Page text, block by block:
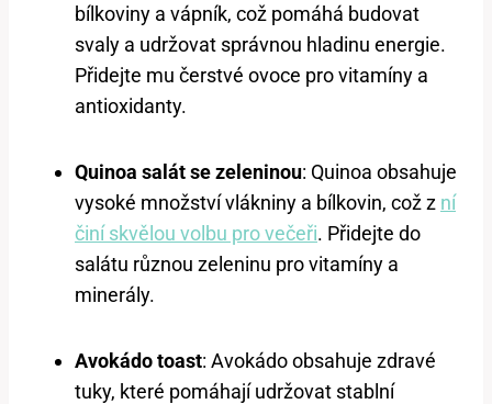
bílkoviny a vápník, což pomáhá budovat
svaly a udržovat správnou hladinu energie.
Přidejte mu čerstvé ovoce pro vitamíny a
antioxidanty.
Quinoa salát se zeleninou: Quinoa obsahuje
vysoké množství vlákniny a bílkovin, což z ní
činí skvělou volbu pro večeři. Přidejte do
salátu různou zeleninu pro vitamíny a
minerály.
Avokádo toast: Avokádo obsahuje zdravé
tuky, které pomáhají udržovat stablní